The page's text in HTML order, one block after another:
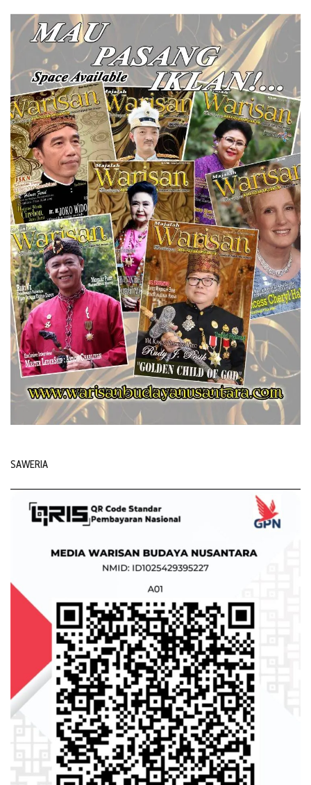
SAWERIA